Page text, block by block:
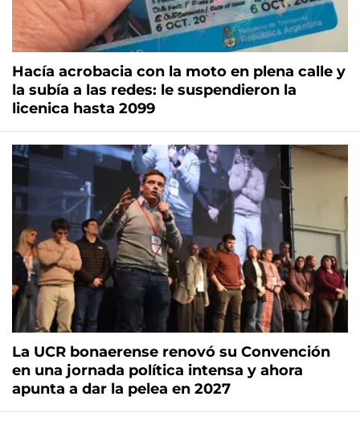
Hacía acrobacia con la moto en plena calle y
la subía a las redes: le suspendieron la
licenica hasta 2099
La UCR bonaerense renovó su Convención
en una jornada política intensa y ahora
apunta a dar la pelea en 2027